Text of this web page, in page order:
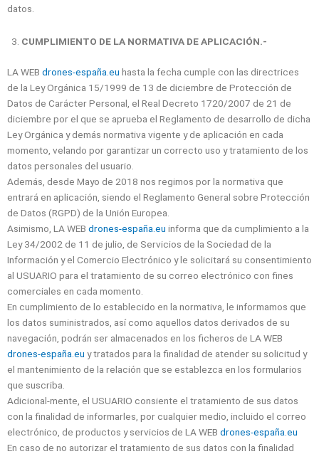
datos.
CUMPLIMIENTO DE LA NORMATIVA DE APLICACIÓN.-
LA WEB drones-españa.eu hasta la fecha cumple con las directrices
de la Ley Orgánica 15/1999 de 13 de diciembre de Protección de
Datos de Carácter Personal, el Real Decreto 1720/2007 de 21 de
diciembre por el que se aprueba el Reglamento de desarrollo de dicha
Ley Orgánica y demás normativa vigente y de aplicación en cada
momento, velando por garantizar un correcto uso y tratamiento de los
datos personales del usuario.
Además, desde Mayo de 2018 nos regimos por la normativa que
entrará en aplicación, siendo el Reglamento General sobre Protección
de Datos (RGPD) de la Unión Europea.
Asimismo, LA WEB drones-españa.eu informa que da cumplimiento a la
Ley 34/2002 de 11 de julio, de Servicios de la Sociedad de la
Información y el Comercio Electrónico y le solicitará su consentimiento
al USUARIO para el tratamiento de su correo electrónico con fines
comerciales en cada momento.
En cumplimiento de lo establecido en la normativa, le informamos que
los datos suministrados, así como aquellos datos derivados de su
navegación, podrán ser almacenados en los ficheros de LA WEB
drones-españa.eu y tratados para la finalidad de atender su solicitud y
el mantenimiento de la relación que se establezca en los formularios
que suscriba.
Adicional-mente, el USUARIO consiente el tratamiento de sus datos
con la finalidad de informarles, por cualquier medio, incluido el correo
electrónico, de productos y servicios de LA WEB drones-españa.eu
En caso de no autorizar el tratamiento de sus datos con la finalidad